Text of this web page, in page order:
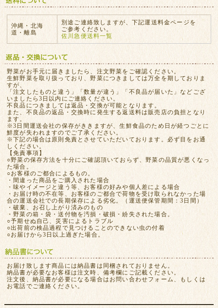
沖縄・北海
道・離島
別途ご連絡致しますが、下記運送料金ページを
ご参考ください。
佐川急便送料一覧
野菜がお手元に届きましたら、注文野菜をご確認ください。
生鮮野菜を取り扱っており、野菜につきましては万全を期しておりま
すが、
「注文したものと違う」「数量が違う」「不良品が届いた」などござ
いましたら3日以内にご連絡ください。
不良品につきましては返品・交換が可能となります。
また、不良品の返品・交換時に発生する返送料は販売店の負担となり
ます。
※3日間運送会社の保存がききますが、生鮮食品のため日が経つごとに
鮮度が失われますのでご了承ください。
※下記の場合は原則免責とさせていただいております。必ず目をお通
しください。
【免責事項】
○野菜の保存方法を十分にご確認頂いておらず、野菜の品質が悪くなっ
た場合。
○お客様のご都合によるもの。
・間違った商品をご購入された場合
・味やイメージと違う等、お客様の好みや個人差による場合
・お届け時の不在等、お客様のご都合で荷物を受け取られなかった場
合の運送会社での長期保存による劣化。（運送便保管期間：3日間）
・破棄、お召し上がり済みのもの
・野菜の箱・袋・送付物を汚損・破損・紛失された場合。
○予期せぬ自己、災害によるトラブル
○出荷前の検品過程で見つけることのできない虫の付着
○お届けから3日以上過ぎた場合。
お届け致します商品には納品書は同梱されておりません。
納品書が必要なお客様は注文時、備考欄にご記載ください。
注文後、納品書が必要になる場合はお問い合わせフォーム、もしくは
お電話でご連絡ください。